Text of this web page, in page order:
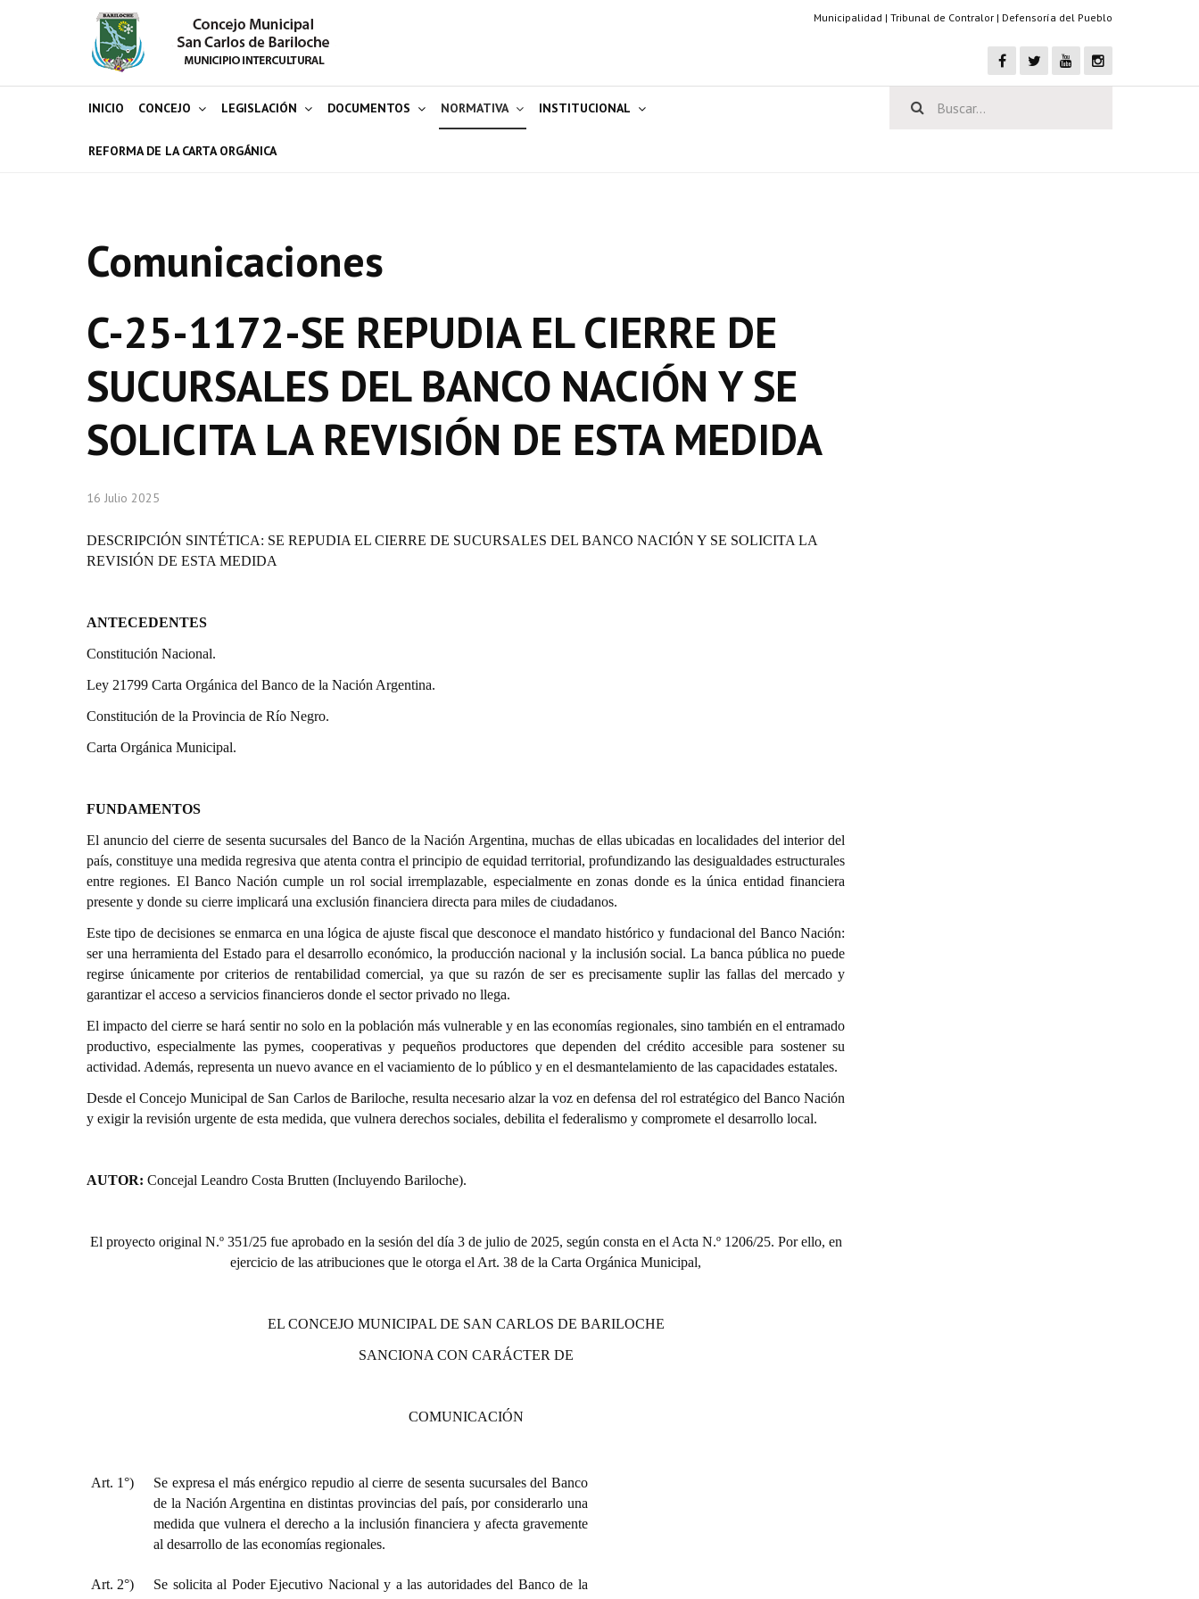
Municipalidad | Tribunal de Contralor | Defensoría del Pueblo
INICIO CONCEJO LEGISLACIÓN DOCUMENTOS NORMATIVA INSTITUCIONAL
REFORMA DE LA CARTA ORGÁNICA
Comunicaciones
C-25-1172-SE REPUDIA EL CIERRE DE
SUCURSALES DEL BANCO NACIÓN Y SE
SOLICITA LA REVISIÓN DE ESTA MEDIDA
16 Julio 2025
DESCRIPCIÓN SINTÉTICA: SE REPUDIA EL CIERRE DE SUCURSALES DEL BANCO NACIÓN Y SE SOLICITA LA
REVISIÓN DE ESTA MEDIDA
ANTECEDENTES
Constitución Nacional.
Ley 21799 Carta Orgánica del Banco de la Nación Argentina.
Constitución de la Provincia de Río Negro.
Carta Orgánica Municipal.
FUNDAMENTOS
El anuncio del cierre de sesenta sucursales del Banco de la Nación Argentina, muchas de ellas ubicadas en localidades del interior del
país, constituye una medida regresiva que atenta contra el principio de equidad territorial, profundizando las desigualdades estructurales
entre regiones. El Banco Nación cumple un rol social irremplazable, especialmente en zonas donde es la única entidad financiera
presente y donde su cierre implicará una exclusión financiera directa para miles de ciudadanos.
Este tipo de decisiones se enmarca en una lógica de ajuste fiscal que desconoce el mandato histórico y fundacional del Banco Nación:
ser una herramienta del Estado para el desarrollo económico, la producción nacional y la inclusión social. La banca pública no puede
regirse únicamente por criterios de rentabilidad comercial, ya que su razón de ser es precisamente suplir las fallas del mercado y
garantizar el acceso a servicios financieros donde el sector privado no llega.
El impacto del cierre se hará sentir no solo en la población más vulnerable y en las economías regionales, sino también en el entramado
productivo, especialmente las pymes, cooperativas y pequeños productores que dependen del crédito accesible para sostener su
actividad. Además, representa un nuevo avance en el vaciamiento de lo público y en el desmantelamiento de las capacidades estatales.
Desde el Concejo Municipal de San Carlos de Bariloche, resulta necesario alzar la voz en defensa del rol estratégico del Banco Nación
y exigir la revisión urgente de esta medida, que vulnera derechos sociales, debilita el federalismo y compromete el desarrollo local.
AUTOR: Concejal Leandro Costa Brutten (Incluyendo Bariloche).
El proyecto original N.º 351/25 fue aprobado en la sesión del día 3 de julio de 2025, según consta en el Acta N.º 1206/25. Por ello, en
ejercicio de las atribuciones que le otorga el Art. 38 de la Carta Orgánica Municipal,
EL CONCEJO MUNICIPAL DE SAN CARLOS DE BARILOCHE
SANCIONA CON CARÁCTER DE
COMUNICACIÓN
Art. 1°)
Se expresa el más enérgico repudio al cierre de sesenta sucursales del Banco
de la Nación Argentina en distintas provincias del país, por considerarlo una
medida que vulnera el derecho a la inclusión financiera y afecta gravemente
al desarrollo de las economías regionales.
Art. 2°)
Se solicita al Poder Ejecutivo Nacional y a las autoridades del Banco de la